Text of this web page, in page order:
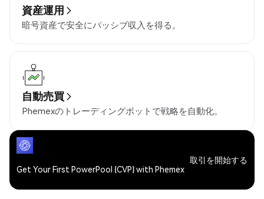
資産運用
暗号資産で安全にパッシブ収入を得る。
自動売買
Phemexのトレーディングボットで戦略を自動化。
Get Your First PowerPool (CVP) with Phemex
取引を開始する